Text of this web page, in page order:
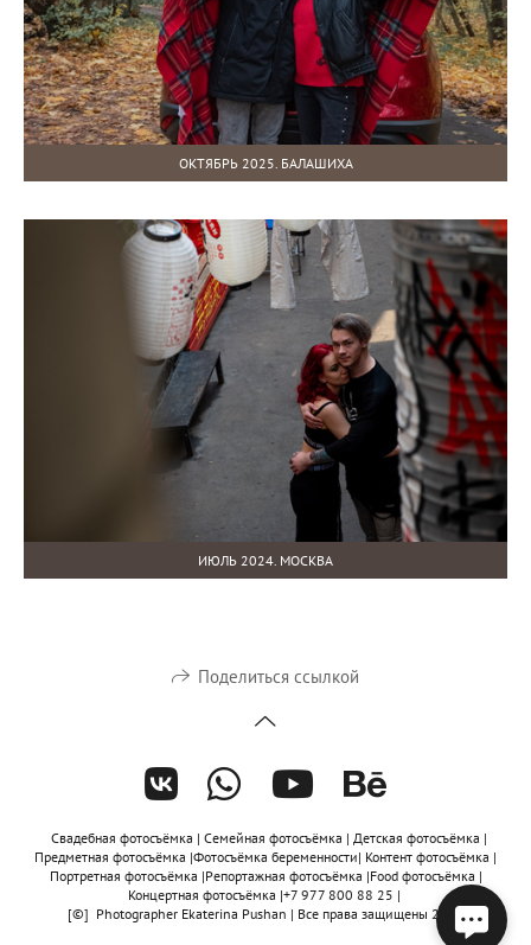
ОКТЯБРЬ 2025. БАЛАШИХА
ИЮЛЬ 2024. МОСКВА
Поделиться ссылкой
Свадебная фотосъёмка | Семейная фотосъёмка | Детская фотосъёмка |
Предметная фотосъёмка |Фотосъёмка беременности| Контент фотосъёмка |
Портретная фотосъёмка |Репортажная фотосъёмка |Food фотосъёмка |
Концертная фотосъёмка |+7 977 800 88 25 |
[©] Photographer Ekaterina Pushan | Все права защищены 2020